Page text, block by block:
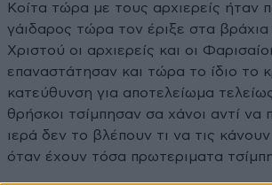
Κοίτα τώρα με τους αρχιερείς ήταν
γάιδαρος τώρα τον έριξε στα
Χριστού οι αρχιερείς και οι
επαναστάτησαν και τώρα το ίδιο το
κατεύθυνση για αποτελείωμα
θρήσκοι τσίμπησαν σα χάνοι αντί να
ιερά δεν το βλέπουν τι να τις κάνουν
όταν έχουν τόσα πρωτεριματα